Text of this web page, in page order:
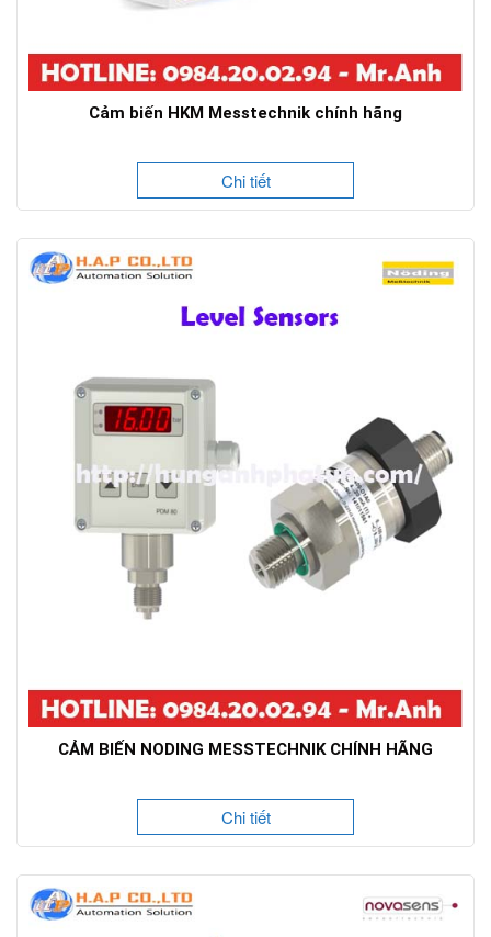
Cảm biến HKM Messtechnik chính hãng
Chi tiết
CẢM BIẾN NODING MESSTECHNIK CHÍNH HÃNG
Chi tiết